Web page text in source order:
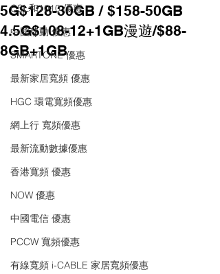
CSL和1010 優惠
中國移動 優惠
SMARTONE 優惠
最新家居寬頻 優惠
HGC 環電寬頻優惠
網上行 寬頻優惠
最新流動數據優惠
香港寬頻 優惠
NOW 優惠
中國電信 優惠
PCCW 寬頻優惠
有線寬頻 i-CABLE 家居寬頻優惠
5G$128-30GB / $158-50GB
4.5G$108-12+1GB漫遊/$88-
8GB+1GB